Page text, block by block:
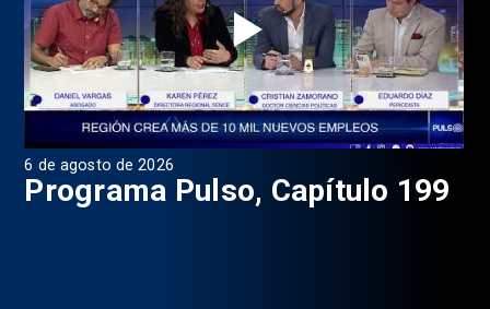
6 de agosto de 2026
Programa Pulso, Capítulo 199